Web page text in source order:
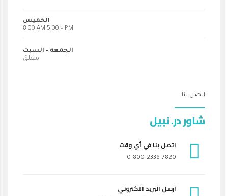
الخميس
8:00 AM 5:00 – PM
الجمعة – السبت
مغلق
اتصل بنا
شاور در. نبيل
اتصل بنا في أي وقت
0-800-2336-7820
ارسل البريد الاكتروني